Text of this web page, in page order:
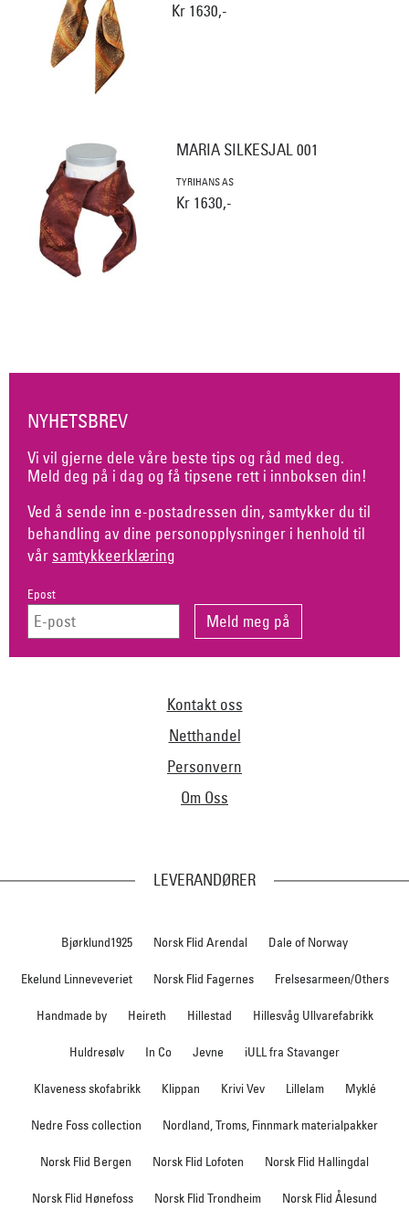
Kr 1630,-
MARIA SILKESJAL 001
TYRIHANS AS
Kr 1630,-
NYHETSBREV
Vi vil gjerne dele våre beste tips og råd med deg.
Meld deg på i dag og få tipsene rett i innboksen din!
Ved å sende inn e-postadressen din, samtykker du til
behandling av dine personopplysninger i henhold til
vår samtykkeerklæring
Epost
Kontakt oss
Netthandel
Personvern
Om Oss
LEVERANDØRER
Bjørklund1925 Norsk Flid Arendal Dale of Norway
Ekelund Linneveveriet Norsk Flid Fagernes Frelsesarmeen/Others
Handmade by Heireth Hillestad Hillesvåg Ullvarefabrikk
Huldresølv In Co Jevne iULL fra Stavanger
Klaveness skofabrikk Klippan Krivi Vev Lillelam Myklé
Nedre Foss collection Nordland, Troms, Finnmark materialpakker
Norsk Flid Bergen Norsk Flid Lofoten Norsk Flid Hallingdal
Norsk Flid Hønefoss Norsk Flid Trondheim Norsk Flid Ålesund